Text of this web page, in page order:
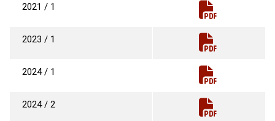
2021 / 1
2023 / 1
2024 / 1
2024 / 2